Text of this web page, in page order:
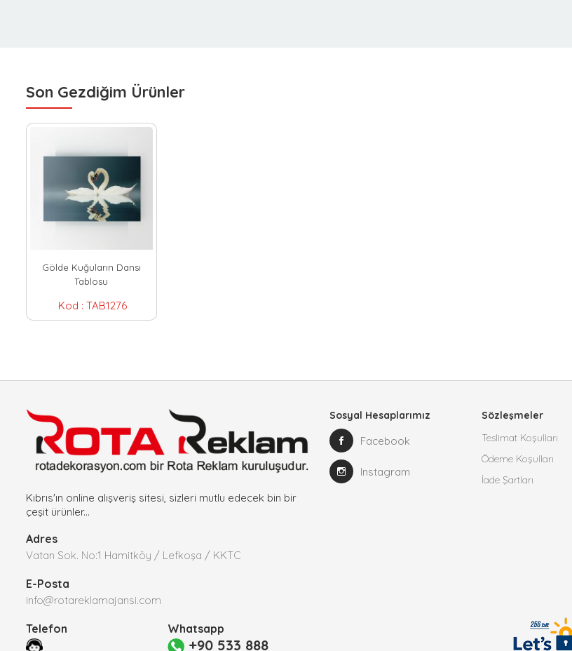
Son Gezdiğim Ürünler
Gölde Kuğuların Dansı
Tablosu
Kod :TAB1276
Kıbrıs'ın online alışveriş sitesi, sizleri mutlu edecek bin bir
çeşit ürünler...
Adres
Vatan Sok. No:1 Hamitköy / Lefkoşa / KKTC
E-Posta
info@rotareklamajansi.com
Telefon Whatsapp
+90 533 888
Sosyal Hesaplarımız
Facebook
Instagram
Sözleşmeler
Teslimat Koşulları
Ödeme Koşulları
İade Şartları